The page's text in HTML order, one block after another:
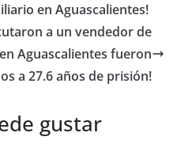
en Aguascalientes!
a un vendedor de
Aguascalientes fueron
a 27.6 años de prisión!
gustar